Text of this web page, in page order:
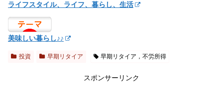
ライフスタイル、ライフ、暮らし、生活
美味しい暮らし♪♪
投資 早期リタイア 早期リタイア，不労所得
スポンサーリンク